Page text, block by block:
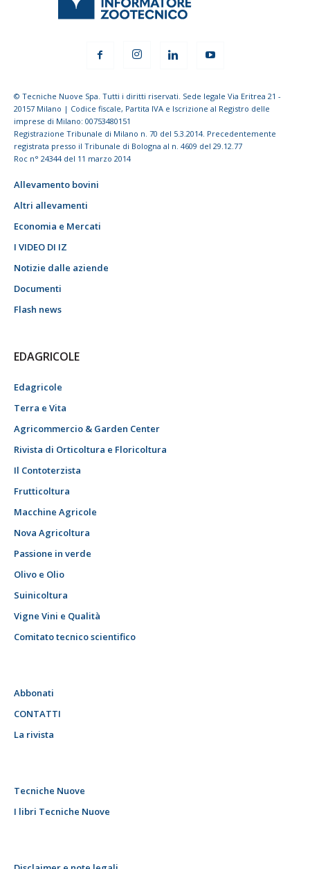
© Tecniche Nuove Spa. Tutti i diritti riservati. Sede legale Via Eritrea 21 -
20157 Milano | Codice fiscale, Partita IVA e Iscrizione al Registro delle
imprese di Milano: 00753480151
Registrazione Tribunale di Milano n. 70 del 5.3.2014. Precedentemente
registrata presso il Tribunale di Bologna al n. 4609 del 29.12.77
Roc n° 24344 del 11 marzo 2014
Allevamento bovini
Altri allevamenti
Economia e Mercati
I VIDEO DI IZ
Notizie dalle aziende
Documenti
Flash news
EDAGRICOLE
Edagricole
Terra e Vita
Agricommercio & Garden Center
Rivista di Orticoltura e Floricoltura
Il Contoterzista
Frutticoltura
Macchine Agricole
Nova Agricoltura
Passione in verde
Olivo e Olio
Suinicoltura
Vigne Vini e Qualità
Comitato tecnico scientifico
Abbonati
CONTATTI
La rivista
Tecniche Nuove
I libri Tecniche Nuove